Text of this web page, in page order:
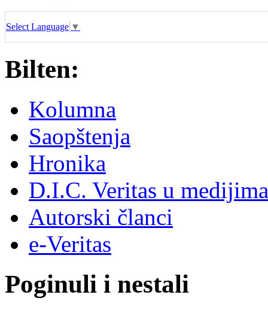
Select Language ▼
Bilten:
Kolumna
Saopštenja
Hronika
D.I.C. Veritas u medijima
Autorski članci
e-Veritas
Poginuli i nestali